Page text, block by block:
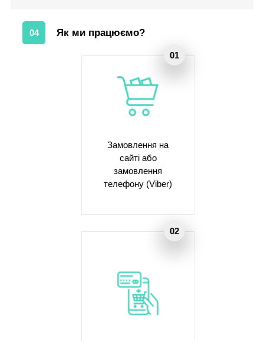
04 Як ми працюємо?
Замовлення на
сайті або
замовлення
телефону (Viber)